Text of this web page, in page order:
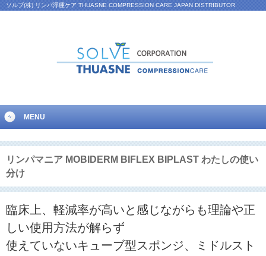
ソルブ(株) リンパ浮腫ケア THUASNE COMPRESSION CARE JAPAN DISTRIBUTOR
MENU
リンパマニア MOBIDERM BIFLEX BIPLAST わたしの使い
分け
臨床上、軽減率が高いと感じながらも理論や正
しい使用方法が解らず
使えていないキューブ型スポンジ、ミドルスト